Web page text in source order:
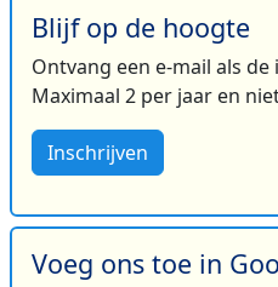
Blijf op de hoogte
Ontvang een e-mail als
Maximaal 2 per jaar en
Inschrijven
Voeg ons toe in